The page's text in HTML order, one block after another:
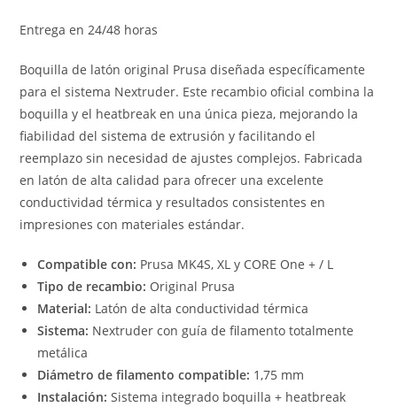
Entrega en 24/48 horas
Boquilla de latón original Prusa diseñada específicamente
para el sistema Nextruder. Este recambio oficial combina la
boquilla y el heatbreak en una única pieza, mejorando la
fiabilidad del sistema de extrusión y facilitando el
reemplazo sin necesidad de ajustes complejos. Fabricada
en latón de alta calidad para ofrecer una excelente
conductividad térmica y resultados consistentes en
impresiones con materiales estándar.
Compatible con: Prusa MK4S, XL y CORE One + / L
Tipo de recambio: Original Prusa
Material: Latón de alta conductividad térmica
Sistema: Nextruder con guía de filamento totalmente
metálica
Diámetro de filamento compatible: 1,75 mm
Instalación: Sistema integrado boquilla + heatbreak